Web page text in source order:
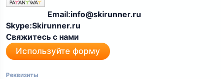
Email:info@skirunner.ru
Skype:Skirunner.ru
Свяжитесь с нами
Используйте форму
Реквизиты